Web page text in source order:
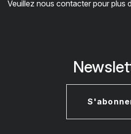
Veuillez nous contacter pour plus